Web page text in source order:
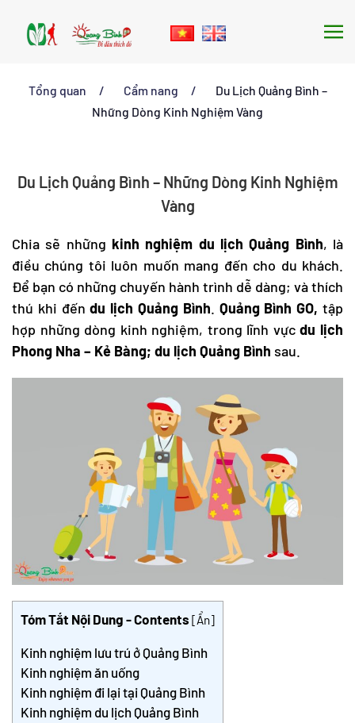
Skip to main content
Tổng quan Cẩm nang
Du Lịch Quảng Bình –
Những Dòng Kinh Nghiệm Vàng
Du Lịch Quảng Bình – Những Dòng Kinh Nghiệm
Vàng
Chia sẽ những kinh nghiệm du lịch Quảng Bình, là
điều chúng tôi luôn muốn mang đến cho du khách.
Để bạn có những chuyến hành trình dễ dàng; và thích
thú khi đếndu lịch Quảng Bình. Quảng Bình GO, tập
hợp những dòng kinh nghiệm, trong lĩnh vựcdu lịch
Phong Nha – Kẻ Bàng; du lịch Quảng Bình sau.
Tóm Tắt Nội Dung - Contents [Ẩn]
Kinh nghiệm lưu trú ở Quảng Bình
Kinh nghiệm ăn uống
Kinh nghiệm đi lại tại Quảng Bình
Kinh nghiệm du lịch Quảng Bình